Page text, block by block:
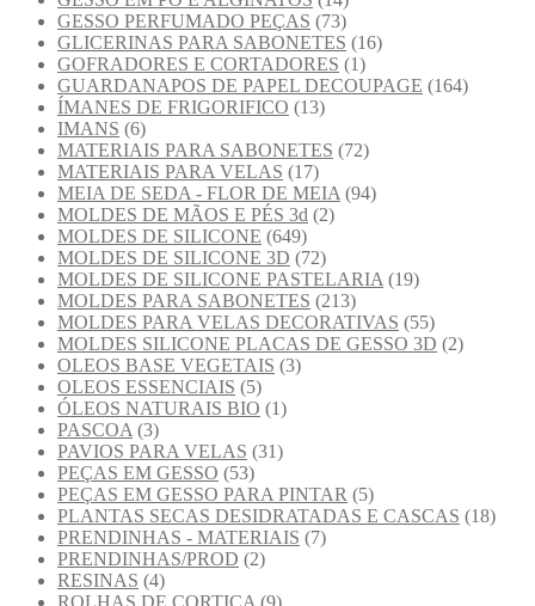
GESSO PERFUMADO PEÇAS (73)
GLICERINAS PARA SABONETES (16)
GOFRADORES E CORTADORES (1)
GUARDANAPOS DE PAPEL DECOUPAGE (164)
ÍMANES DE FRIGORIFICO (13)
IMANS (6)
MATERIAIS PARA SABONETES (72)
MATERIAIS PARA VELAS (17)
MEIA DE SEDA - FLOR DE MEIA (94)
MOLDES DE MÃOS E PÉS 3d (2)
MOLDES DE SILICONE (649)
MOLDES DE SILICONE 3D (72)
MOLDES DE SILICONE PASTELARIA (19)
MOLDES PARA SABONETES (213)
MOLDES PARA VELAS DECORATIVAS (55)
MOLDES SILICONE PLACAS DE GESSO 3D (2)
OLEOS BASE VEGETAIS (3)
OLEOS ESSENCIAIS (5)
ÓLEOS NATURAIS BIO (1)
PASCOA (3)
PAVIOS PARA VELAS (31)
PEÇAS EM GESSO (53)
PEÇAS EM GESSO PARA PINTAR (5)
PLANTAS SECAS DESIDRATADAS E CASCAS (18)
PRENDINHAS - MATERIAIS (7)
PRENDINHAS/PROD (2)
RESINAS (4)
ROLHAS DE CORTIÇA (9)